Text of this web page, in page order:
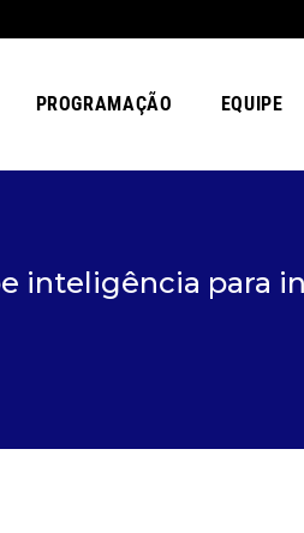
PROGRAMAÇÃO EQUIPE
inteligência para